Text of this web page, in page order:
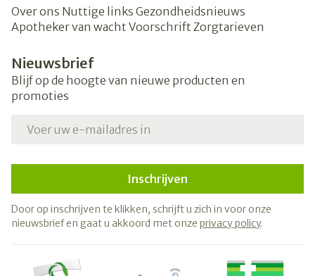
Over ons Nuttige links Gezondheidsnieuws
Apotheker van wacht Voorschrift Zorgtarieven
Nieuwsbrief
Blijf op de hoogte van nieuwe producten en
promoties
Inschrijven
Door op inschrijven te klikken, schrijft u zich in voor onze
nieuwsbrief en gaat u akkoord met onze privacy policy.